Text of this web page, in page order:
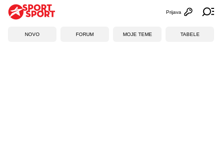
Otvori
Prijava
NOVO FORUM MOJE TEME TABELE